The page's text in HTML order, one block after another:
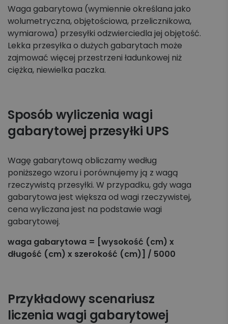
Palety krajowe i międzynarodowe
Apaczka PRO
Regulaminy i Cenniki
Waga gabarytowa (wymiennie określana jako
wolumetryczna, objętościowa, przelicznikowa,
wymiarowa) przesyłki odzwierciedla jej objętość.
Lekka przesyłka o dużych gabarytach może
zajmować więcej przestrzeni ładunkowej niż
ciężka, niewielka paczka.
Sposób wyliczenia wagi
gabarytowej przesyłki UPS
Wagę gabarytową obliczamy według
poniższego wzoru i porównujemy ją z wagą
rzeczywistą przesyłki. W przypadku, gdy waga
gabarytowa jest większa od wagi rzeczywistej,
cena wyliczana jest na podstawie wagi
gabarytowej.
waga gabarytowa = [wysokość (cm) x
długość (cm) x szerokość (cm)] / 5000
Przykładowy scenariusz
liczenia wagi gabarytowej